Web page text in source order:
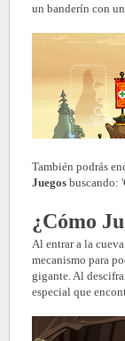
un banderín con
También podrás
Juegos buscando:
¿Cómo
Al entrar a la
mecanismo para
gigante. Al
especial que